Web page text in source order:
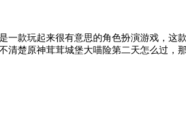
一款玩起来很有意思的角色扮演游戏，这
清楚原神茸茸城堡大喵险第二天怎么过，